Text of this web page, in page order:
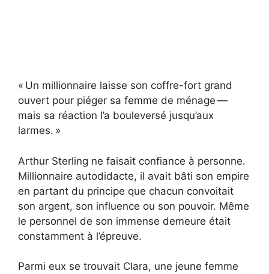
« Un millionnaire laisse son coffre-fort grand
ouvert pour piéger sa femme de ménage —
mais sa réaction l’a bouleversé jusqu’aux
larmes. »
Arthur Sterling ne faisait confiance à personne.
Millionnaire autodidacte, il avait bâti son empire
en partant du principe que chacun convoitait
son argent, son influence ou son pouvoir. Même
le personnel de son immense demeure était
constamment à l’épreuve.
Parmi eux se trouvait Clara, une jeune femme